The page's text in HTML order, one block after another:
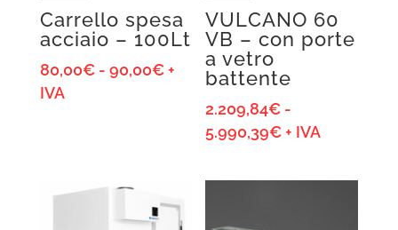
Carrello spesa
acciaio – 100Lt
80,00€ - 90,00€Fascia
prezzo:
90,00€
+
IVA
VULCANO 60
VB – con porte
a vetro
battente
2.209,84€ -
5.990,39€Fascia
prezzo:
+ IVA